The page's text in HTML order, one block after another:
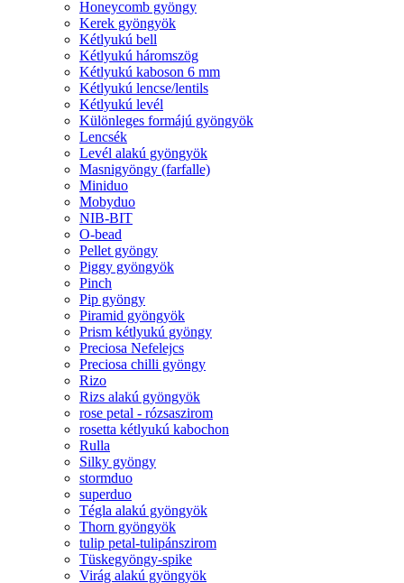
Honeycomb gyöngy
Kerek gyöngyök
Kétlyukú bell
Kétlyukú háromszög
Kétlyukú kaboson 6 mm
Kétlyukú lencse/lentils
Kétlyukú levél
Különleges formájú gyöngyök
Lencsék
Levél alakú gyöngyök
Masnigyöngy (farfalle)
Miniduo
Mobyduo
NIB-BIT
O-bead
Pellet gyöngy
Piggy gyöngyök
Pinch
Pip gyöngy
Piramid gyöngyök
Prism kétlyukú gyöngy
Preciosa Nefelejcs
Preciosa chilli gyöngy
Rizo
Rizs alakú gyöngyök
rose petal - rózsaszirom
rosetta kétlyukú kabochon
Rulla
Silky gyöngy
stormduo
superduo
Tégla alakú gyöngyök
Thorn gyöngyök
tulip petal-tulipánszirom
Tüskegyöngy-spike
Virág alakú gyöngyök